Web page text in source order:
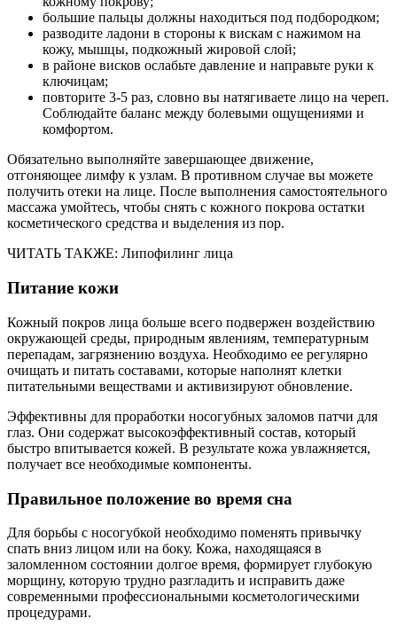
большие пальцы должны находиться под подбородком;
разводите ладони в стороны к вискам с нажимом на
кожу, мышцы, подкожный жировой слой;
в районе висков ослабьте давление и направьте руки к
ключицам;
повторите 3-5 раз, словно вы натягиваете лицо на череп.
Соблюдайте баланс между болевыми ощущениями и
комфортом.
Обязательно выполняйте завершающее движение,
отгоняющее лимфу к узлам. В противном случае вы можете
получить отеки на лице. После выполнения самостоятельного
массажа умойтесь, чтобы снять с кожного покрова остатки
косметического средства и выделения из пор.
ЧИТАТЬ ТАКЖЕ: Липофилинг лица
Питание кожи
Кожный покров лица больше всего подвержен воздействию
окружающей среды, природным явлениям, температурным
перепадам, загрязнению воздуха. Необходимо ее регулярно
очищать и питать составами, которые наполнят клетки
питательными веществами и активизируют обновление.
Эффективны для проработки носогубных заломов патчи для
глаз. Они содержат высокоэффективный состав, который
быстро впитывается кожей. В результате кожа увлажняется,
получает все необходимые компоненты.
Правильное положение во время сна
Для борьбы с носогубкой необходимо поменять привычку
спать вниз лицом или на боку. Кожа, находящаяся в
заломленном состоянии долгое время, формирует глубокую
морщину, которую трудно разгладить и исправить даже
современными профессиональными косметологическими
процедурами.